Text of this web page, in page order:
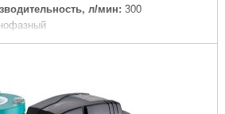
л/мин: 300
± 10% В
сталь AISI 304